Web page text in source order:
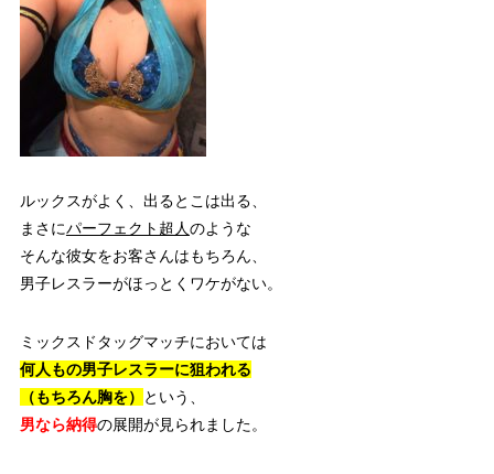
ルックスがよく、出るとこは出る、
まさにパーフェクト超人のような
そんな彼女をお客さんはもちろん、
男子レスラーがほっとくワケがない。
ミックスドタッグマッチにおいては
何人もの男子レスラーに狙われる
（もちろん胸を）
という、
男なら納得の展開が見られました。